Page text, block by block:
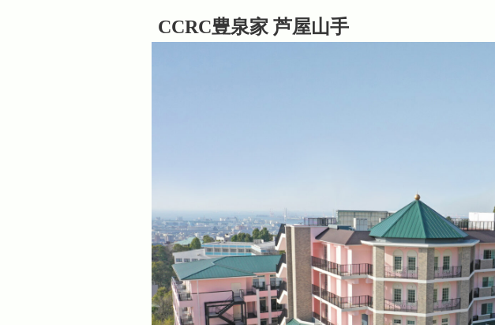
CCRC豊泉家 芦屋山手